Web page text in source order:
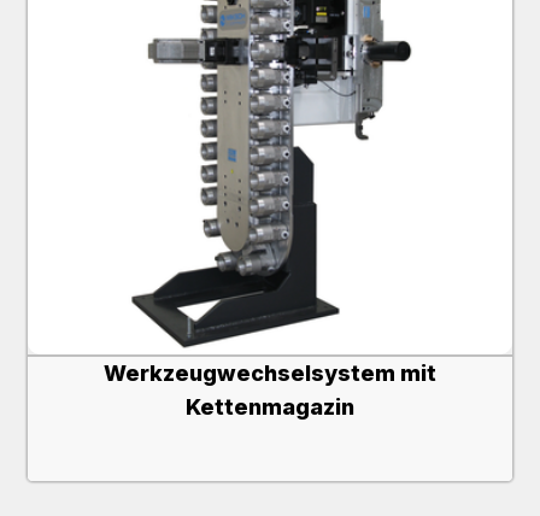
Werkzeugwechselsystem mit
Kettenmagazin